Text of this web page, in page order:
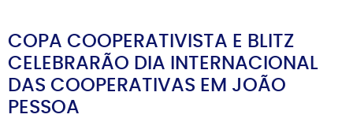
COPA COOPERATIVISTA E BLITZ
CELEBRARÃO DIA INTERNACIONAL
DAS COOPERATIVAS EM JOÃO
PESSOA